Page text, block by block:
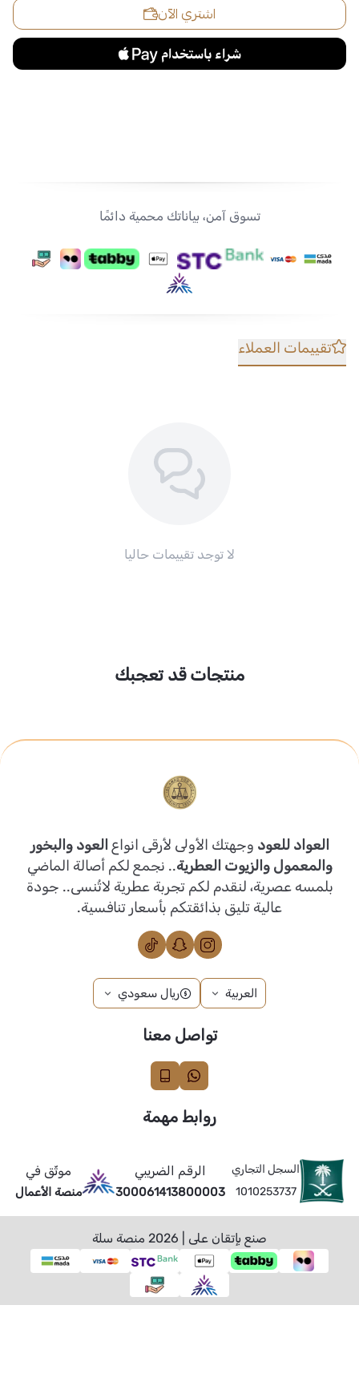
اشتري الآن
تسوق آمن، بياناتك محمية دائمًا
تقييمات العملاء
لا توجد تقييمات حاليا
منتجات قد تعجبك
العواد للعود وجهتك الأولى لأرقى انواع العود والبخور
والمعمول والزيوت العطرية.. نجمع لكم أصالة الماضي
بلمسه عصرية، لنقدم لكم تجربة عطرية لاتُنسى.. جودة
عالية تليق بذائقتكم بأسعار تنافسية.
العربية ريال سعودي
تواصل معنا
روابط مهمة
السجل التجاري
1010253737
الرقم الضريبي
300061413800003
موثّق في
منصة الأعمال
صنع بإتقان على | 2026 منصة سلة